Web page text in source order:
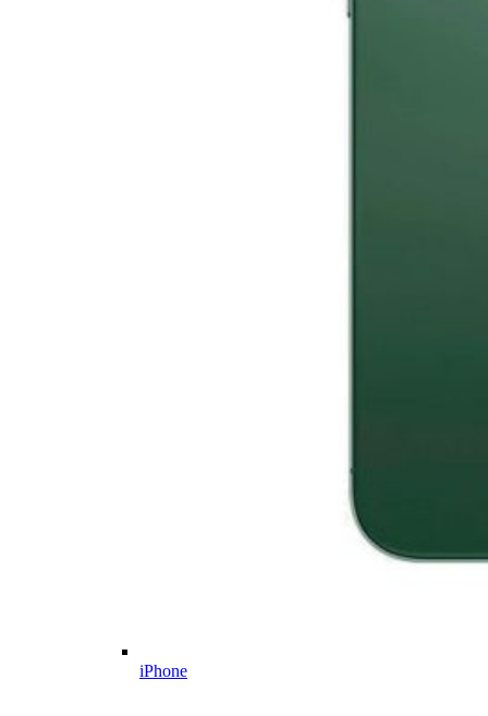
iPhone